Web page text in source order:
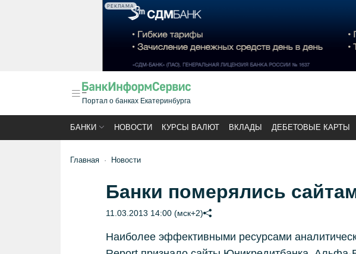
РЕКЛАМА
Портал о банках Екатеринбурга
БАНКИ НОВОСТИ КУРСЫ ВАЛЮТ ВКЛАДЫ ДЕБЕТОВЫЕ КАРТЫ
Главная Новости
Банки померялись
11.03.2013 14:00 (мск+2)
Наиболее эффективными ресурсами